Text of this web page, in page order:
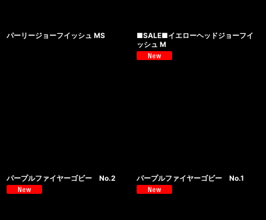
パーリージョーフイッシュ MS
■SALE■イエローヘッドジョーフイ
ッシュ M
パープルファイヤーゴビー No.2 パープルファイヤーゴビー No.1